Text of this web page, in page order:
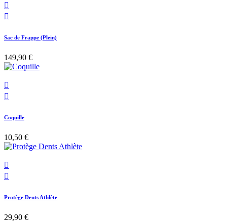


Sac de Frappe (Plein)
149,90 €


Coquille
10,50 €


Protège Dents Athlète
29,90 €